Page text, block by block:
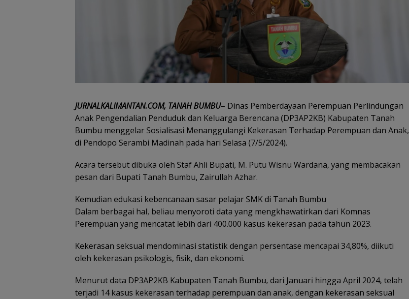
JURNALKALIMANTAN.COM, TANAH BUMBU– Dinas Pemberdayaan Perempuan Perlindungan
Anak Pengendalian Penduduk dan Keluarga Berencana (DP3AP2KB) Kabupaten Tanah
Bumbu menggelar Sosialisasi Menanggulangi Kekerasan Terhadap Perempuan dan Anak,
di Pendopo Serambi Madinah pada hari Selasa (7/5/2024).
Acara tersebut dibuka oleh Staf Ahli Bupati, M. Putu Wisnu Wardana, yang membacakan
pesan dari Bupati Tanah Bumbu, Zairullah Azhar.
Kemudian edukasi kebencanaan sasar pelajar SMK di Tanah Bumbu
Dalam berbagai hal, beliau menyoroti data yang mengkhawatirkan dari Komnas
Perempuan yang mencatat lebih dari 400.000 kasus kekerasan pada tahun 2023.
Kekerasan seksual mendominasi statistik dengan persentase mencapai 34,80%, diikuti
oleh kekerasan psikologis, fisik, dan ekonomi.
Menurut data DP3AP2KB Kabupaten Tanah Bumbu, dari Januari hingga April 2024, telah
terjadi 14 kasus kekerasan terhadap perempuan dan anak, dengan kekerasan seksual